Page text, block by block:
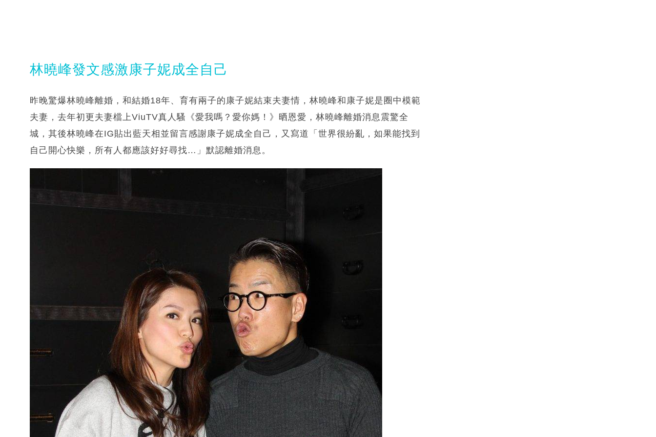
林曉峰發文感激康子妮成全自己
昨晚驚爆林曉峰離婚，和結婚18年、育有兩子的康子妮結束夫妻情，林曉峰和康子妮是圈中模範
夫妻，去年初更夫妻檔上ViuTV真人騷《愛我嗎？愛你媽！》晒恩愛，林曉峰離婚消息震驚全
城，其後林曉峰在IG貼出藍天相並留言感謝康子妮成全自己，又寫道「世界很紛亂，如果能找到
自己開心快樂，所有人都應該好好尋找…」默認離婚消息。